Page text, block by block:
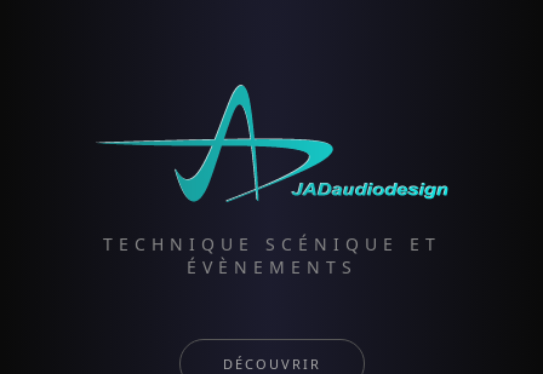
TECHNIQUE SCÉNIQUE ET
ÉVÈNEMENTS
DÉCOUVRIR